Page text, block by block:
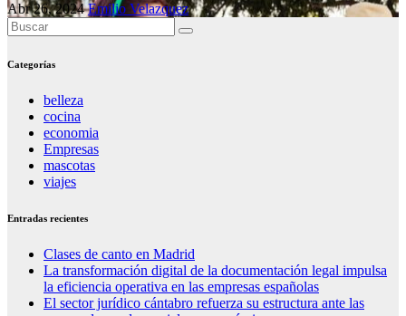
Abr 26, 2024Emilio Velazquez
Categorías
belleza
cocina
economia
Empresas
mascotas
viajes
Entradas recientes
Clases de canto en Madrid
La transformación digital de la documentación legal impulsa
la eficiencia operativa en las empresas españolas
El sector jurídico cántabro refuerza su estructura ante las